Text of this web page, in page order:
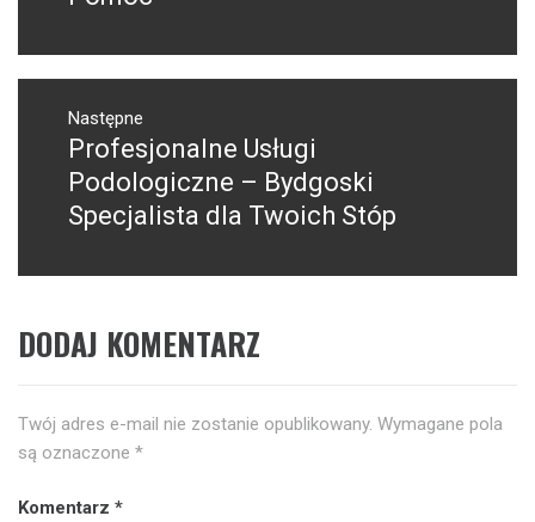
Następne
Następny
post:
Profesjonalne Usługi
Podologiczne – Bydgoski
Specjalista dla Twoich Stóp
DODAJ KOMENTARZ
Twój adres e-mail nie zostanie opublikowany. Wymagane pola
są oznaczone *
Komentarz *